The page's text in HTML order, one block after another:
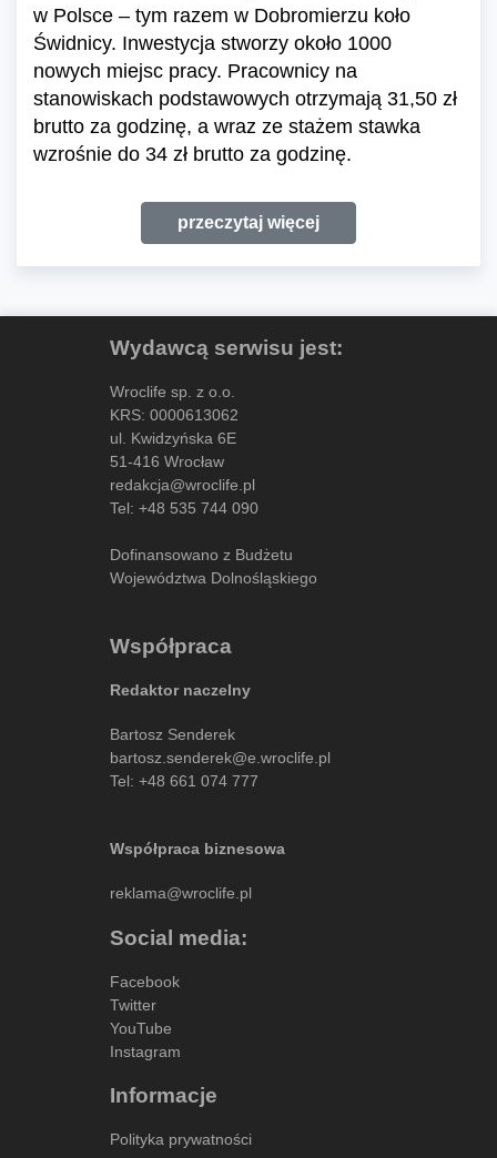
w Polsce – tym razem w Dobromierzu koło
Świdnicy. Inwestycja stworzy około 1000
nowych miejsc pracy. Pracownicy na
stanowiskach podstawowych otrzymają 31,50 zł
brutto za godzinę, a wraz ze stażem stawka
wzrośnie do 34 zł brutto za godzinę.
przeczytaj więcej
Wydawcą serwisu jest:
Wroclife sp. z o.o.
KRS: 0000613062
ul. Kwidzyńska 6E
51-416 Wrocław
redakcja@wroclife.pl
Tel: +48 535 744 090
Dofinansowano z Budżetu
Województwa Dolnośląskiego
Współpraca
Redaktor naczelny
Bartosz Senderek
bartosz.senderek@e.wroclife.pl
Tel: +48 661 074 777
Współpraca biznesowa
reklama@wroclife.pl
Social media:
Facebook
Twitter
YouTube
Instagram
Informacje
Polityka prywatności